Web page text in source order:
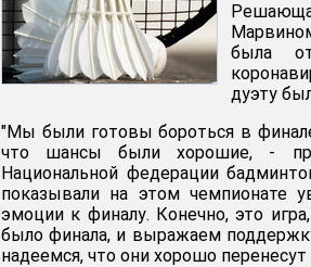
была
дуэту
"Мы были готовы бороться в
что шансы были хорошие, -
Национальной федерации
показывали на этом чемпионате
эмоции к финалу. Конечно, это
было финала, и выражаем
надеемся, что они хорошо перенесут